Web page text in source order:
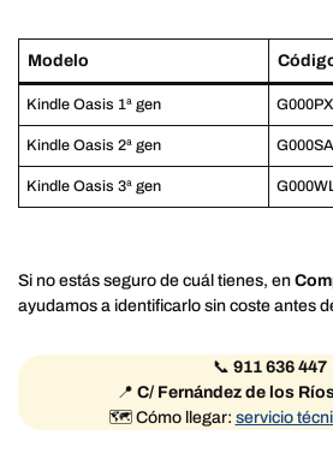
Modelo
Kindle Oasis 1ª gen
Kindle Oasis 2ª gen
Kindle Oasis 3ª gen
Si no estás seguro de cuál tienes, en
ayudamos a identificarlo sin coste antes
📞 911 636 447
📍 C/ Fernández de los
🗺️ Cómo llegar: servicio